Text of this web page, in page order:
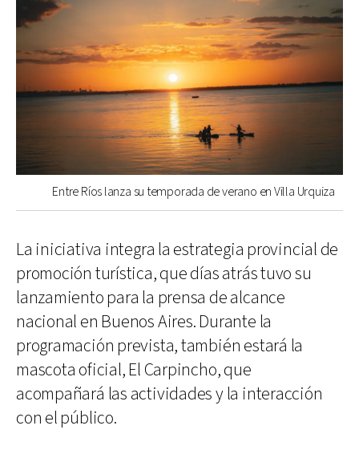
Entre Ríos lanza su temporada de verano en Villa Urquiza
La iniciativa integra la estrategia provincial de
promoción turística, que días atrás tuvo su
lanzamiento para la prensa de alcance
nacional en Buenos Aires. Durante la
programación prevista, también estará la
mascota oficial, El Carpincho, que
acompañará las actividades y la interacción
con el público.